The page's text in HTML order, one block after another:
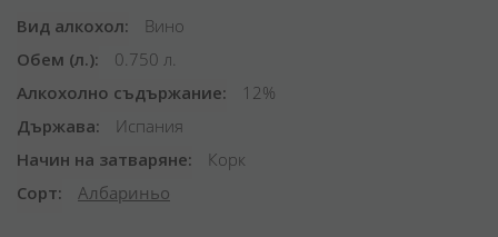
Вид алкохол
Вино
Обем (л.)
0.750 л.
Алкохолно съдържание
12%
Държава
Испания
Начин на затваряне
Корк
Сорт
Албариньо